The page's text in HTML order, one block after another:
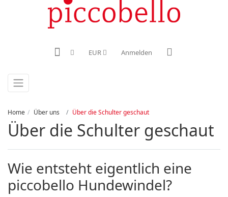
EUR Anmelden
Home Über uns Über die Schulter geschaut
Über die Schulter geschaut
Wie entsteht eigentlich eine
piccobello Hundewindel?